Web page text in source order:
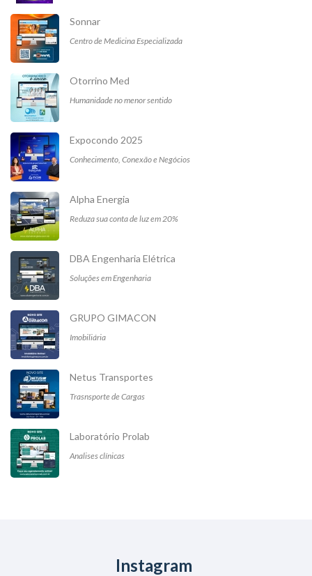
Sonnar
Centro de Medicina Especializada
Otorrino Med
Humanidade no menor sentido
Expocondo 2025
Conhecimento, Conexão e Negócios
Alpha Energia
Reduza sua conta de luz em 20%
DBA Engenharia Elétrica
Soluções em Engenharia
GRUPO GIMACON
Imobiliária
Netus Transportes
Trasnsporte de Cargas
Laboratório Prolab
Analises clínicas
Instagram